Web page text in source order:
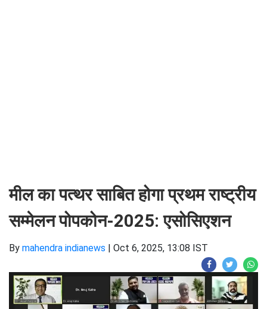
मील का पत्थर साबित होगा प्रथम राष्ट्रीय
सम्मेलन पोपकोन-2025: एसोसिएशन
By mahendra indianews | Oct 6, 2025, 13:08 IST